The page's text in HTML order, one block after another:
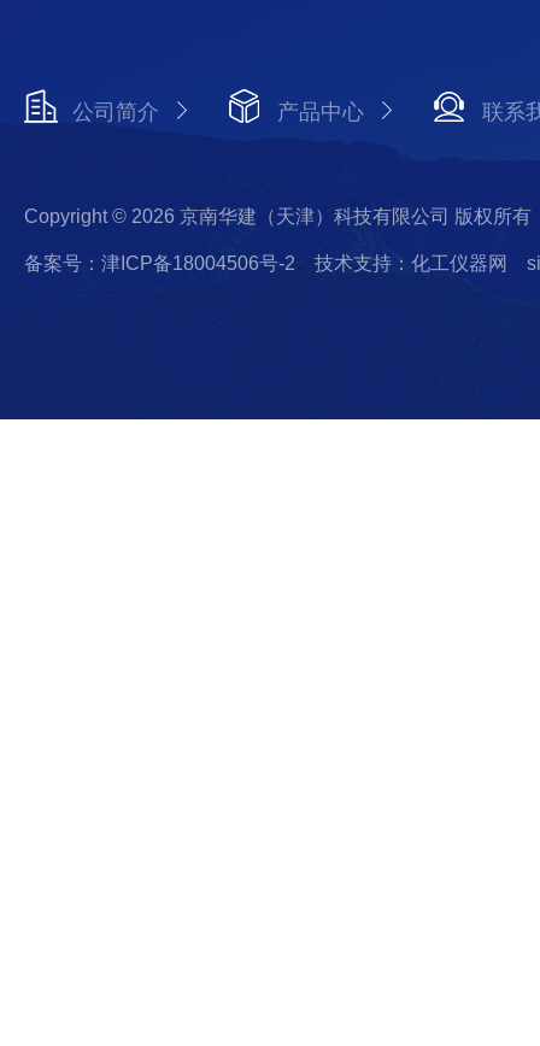
公司简介 产品中心 联系
Copyright © 2026 京南华建（天津）科技有限公司 版权所有
备案号：津ICP备18004506号-2 技术支持：化工仪器网